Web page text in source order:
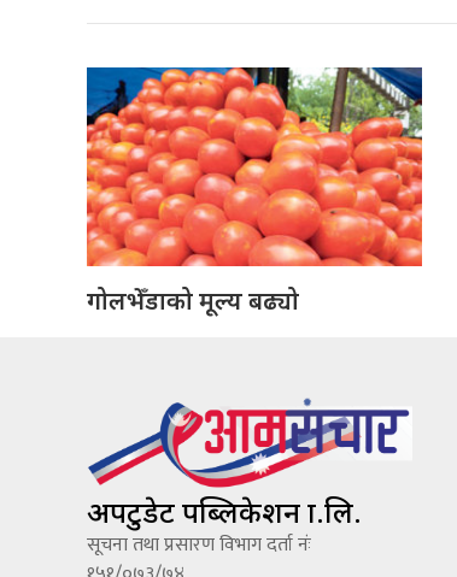
गोलभेँडाको मूल्य बढ्यो
अपटुडेट पब्लिकेशन प्रा.लि.
सूचना तथा प्रसारण विभाग दर्ता नंः